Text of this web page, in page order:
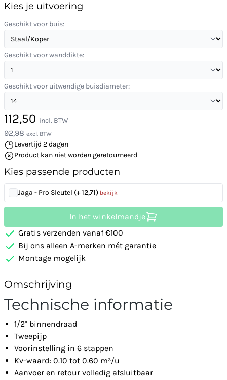
Kies je uitvoering
Geschikt voor buis:
Geschikt voor wanddikte:
Geschikt voor uitwendige buisdiameter:
112,50 incl. BTW
92,98 excl. BTW
Levertijd 2 dagen
Product kan niet worden geretourneerd
Kies passende producten
Jaga - Pro Sleutel (+ 12,71) bekijk
In het winkelmandje
Gratis verzenden vanaf €100
Bij ons alleen A-merken mét garantie
Montage mogelijk
Omschrijving
Technische informatie
1/2" binnendraad
Tweepijp
Voorinstelling in 6 stappen
Kv-waard: 0.10 tot 0.60 m³/u
Aanvoer en retour volledig afsluitbaar